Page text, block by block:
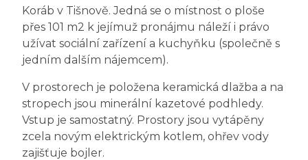
Koráb v Tišnově. Jedná se o místnost o ploše
přes 101 m2 k jejímuž pronájmu náleží i právo
užívat sociální zařízení a kuchyňku (společně s
jedním dalším nájemcem).
V prostorech je položena keramická dlažba a na
stropech jsou minerální kazetové podhledy.
Vstup je samostatný. Prostory jsou vytápěny
zcela novým elektrickým kotlem, ohřev vody
zajišťuje bojler.